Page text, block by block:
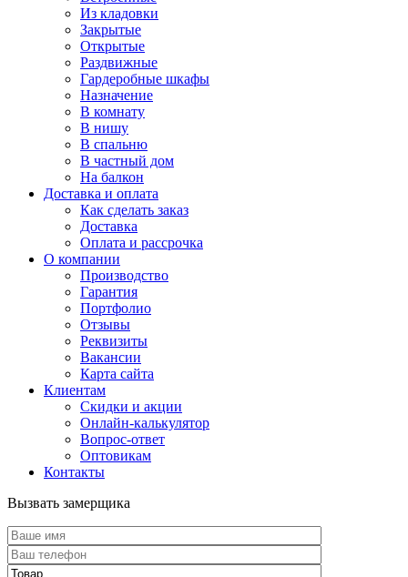
Из кладовки
Закрытые
Открытые
Раздвижные
Гардеробные шкафы
Назначение
В комнату
В нишу
В спальню
В частный дом
На балкон
Доставка и оплата
Как сделать заказ
Доставка
Оплата и рассрочка
О компании
Производство
Гарантия
Портфолио
Отзывы
Реквизиты
Вакансии
Карта сайта
Клиентам
Скидки и акции
Онлайн-калькулятор
Вопрос-ответ
Оптовикам
Контакты
Вызвать замерщика